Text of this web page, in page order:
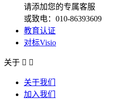
请添加您的专属客服
或致电：010-86393609
教育认证
对标Visio
关于  
关于我们
加入我们